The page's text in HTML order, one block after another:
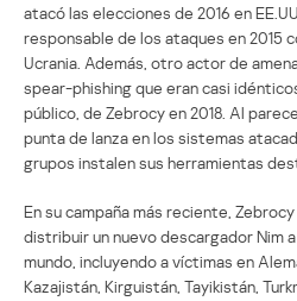
atacó las elecciones de 2016 en
responsable de los ataques en 2015
Ucrania. Además, otro actor de
spear-phishing que eran casi
público, de Zebrocy en 2018. Al
punta de lanza en los sistemas
grupos instalen sus herramientas
En su campaña más reciente,
distribuir un nuevo descargador Nim
mundo, incluyendo a víctimas en
Kazajistán, Kirguistán, Tayikistán,